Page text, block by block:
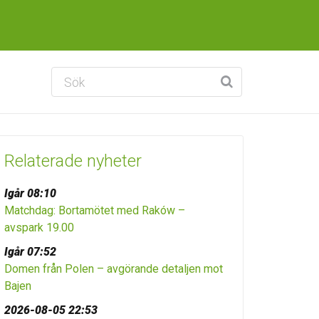
Relaterade nyheter
Igår 08:10
Matchdag: Bortamötet med Raków –
avspark 19.00
Igår 07:52
Domen från Polen – avgörande detaljen mot
Bajen
2026-08-05 22:53